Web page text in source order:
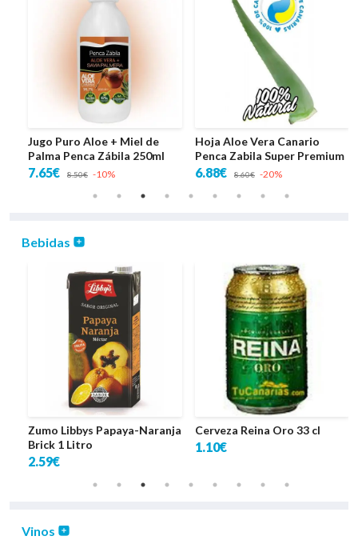
Jugo Puro Aloe + Miel de
Palma Penca Zábila 250ml
7.65€ 8.50€ -10%
Hoja Aloe Vera Canario
Penca Zabila Super Premium
6.88€ 8.60€ -20%
Bebidas
Zumo Libbys Papaya-Naranja
Brick 1 Litro
2.59€
Cerveza Reina Oro 33 cl
1.10€
Vinos